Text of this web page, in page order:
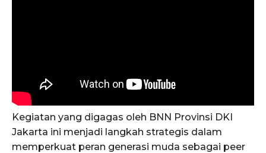
Kegiatan yang digagas oleh BNN Provinsi DKI
Jakarta ini menjadi langkah strategis dalam
memperkuat peran generasi muda sebagai peer